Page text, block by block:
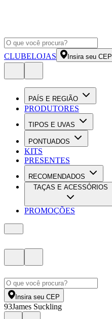
CLUBELOJAS Insira seu CEP
PAÍS E REGIÃO
PRODUTORES
TIPOS E UVAS
PONTUADOS
KITS
PRESENTES
RECOMENDADOS
TAÇAS E ACESSÓRIOS
PROMOÇÕES
Insira seu CEP
93James Suckling